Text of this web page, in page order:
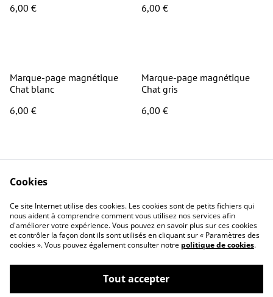
6,00 €
6,00 €
Marque-page magnétique
Chat blanc
6,00 €
Marque-page magnétique
Chat gris
6,00 €
Contact
Conditions générales
Politique de
confidentialité
Politique de cookies
Cookies
Ce site Internet utilise des cookies. Les cookies sont de petits fichiers qui
nous aident à comprendre comment vous utilisez nos services afin
d'améliorer votre expérience. Vous pouvez en savoir plus sur ces cookies
et contrôler la façon dont ils sont utilisés en cliquant sur « Paramètres des
cookies ». Vous pouvez également consulter notre politique de cookies.
Tout accepter